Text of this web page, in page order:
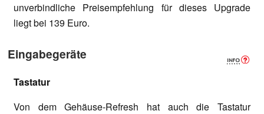
unverbindliche Preisempfehlung für dieses Upgrade
liegt bei 139 Euro.
Eingabegeräte
Tastatur
Von dem Gehäuse-Refresh hat auch die Tastatur